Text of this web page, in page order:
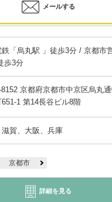
メールする
鉄「烏丸駅 」徒歩3分 / 京都市
歩3分
京都府京都市中京区烏丸
1 第14長谷ビル8階
賀、大阪、兵庫
京都市
詳細を見る